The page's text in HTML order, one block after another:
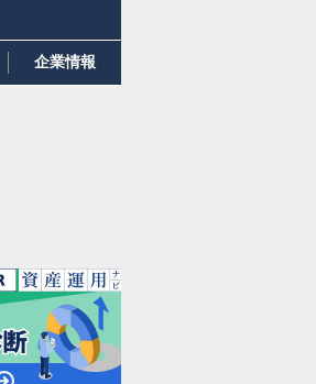
企業情報